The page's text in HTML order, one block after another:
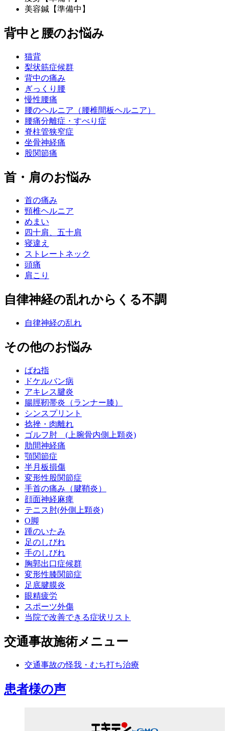
美容鍼【準備中】
背中と腰のお悩み
猫背
梨状筋症候群
背中の痛み
ぎっくり腰
慢性腰痛
腰のヘルニア（腰椎間板ヘルニア）
腰痛分離症・すべり症
脊柱管狭窄症
坐骨神経痛
股関節痛
首・肩のお悩み
首の痛み
頸椎ヘルニア
めまい
四十肩、五十肩
寝違え
ストレートネック
頭痛
肩こり
自律神経の乱れからくる不調
自律神経の乱れ
その他のお悩み
ばね指
ドケルバン病
アキレス腱炎
腸脛靭帯炎（ランナー膝）
シンスプリント
捻挫・肉離れ
ゴルフ肘 (上腕骨内側上顆炎)
肋間神経痛
顎関節症
半月板損傷
変形性股関節症
手首の痛み（腱鞘炎）
顔面神経麻痺
テニス肘(外側上顆炎)
O脚
踵のいたみ
足のしびれ
手のしびれ
胸郭出口症候群
変形性膝関節症
足底腱膜炎
眼精疲労
スポーツ外傷
当院で改善できる症状リスト
交通事故施術メニュー
交通事故の怪我・むち打ち治療
患者様の声